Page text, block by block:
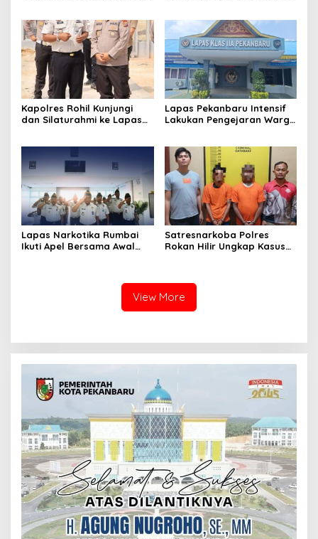
Copot Kalapas!
Agustus
Kapolres Rohil Kunjungi
dan Silaturahmi ke Lapas
Lapas Pekanbaru Intensif
Lakukan Pengejaran Warga
Lapas, Kanwil, dan
Kepolisian
Lapas Narkotika Rumbai
Ikuti Apel Bersama Awal
Satresnarkoba Polres
Rokan Hilir Ungkap Kasus
View More